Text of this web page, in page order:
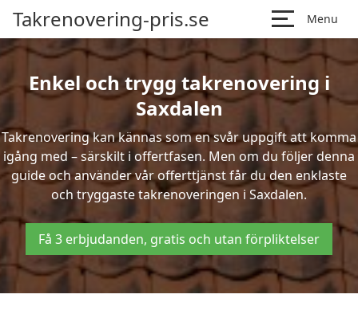
Takrenovering-pris.se Menu
Enkel och trygg takrenovering i
Saxdalen
Takrenovering kan kännas som en svår uppgift att komma
igång med – särskilt i offertfasen. Men om du följer denna
guide och använder vår offerttjänst får du den enklaste
och tryggaste takrenoveringen i Saxdalen.
Få 3 erbjudanden, gratis och utan förpliktelser